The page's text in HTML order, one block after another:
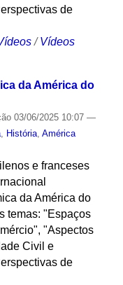
de
/Vídeos
da América do
03/06/2025 10:07 —
, História, América
e franceses
da América do
temas: "Espaços
"Aspectos
Civil e
de